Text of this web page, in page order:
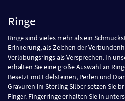
Ringe
Ringe sind vieles mehr als ein
Erinnerung, als Zeichen der
Verlobungsrings als Versprechen. In
erhalten Sie eine große Auswahl an
Besetzt mit Edelsteinen, Perlen und
Gravuren im Sterling Silber setzen Sie
Finger. Fingerringe erhalten Sie in